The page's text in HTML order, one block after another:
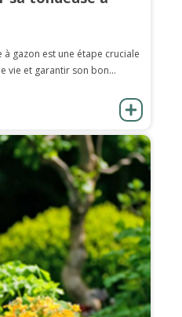
gazon est une étape cruciale
vie et garantir son bon...